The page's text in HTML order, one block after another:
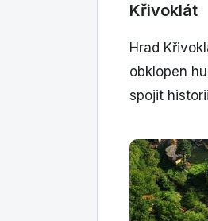
Křivoklát
Hrad
obklopen
spojit